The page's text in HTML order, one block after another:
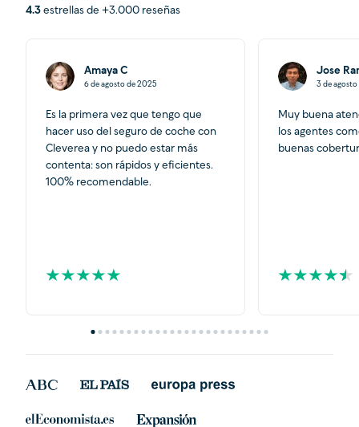
4.3 estrellas de +3.000 reseñas
Amaya C
6 de agosto de 2025
Es la primera vez que tengo que
hacer uso del seguro de coche con
Cleverea y no puedo estar más
contenta: son rápidos y eficientes.
100% recomendable.
Jose
3 de
Muy buena
los agentes
buenas